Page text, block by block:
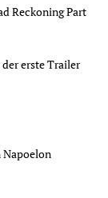
Reckoning Part
erste Trailer
Napoelon